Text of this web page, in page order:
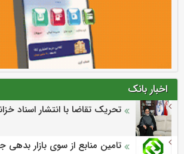
اخبار بانک
تحریک تقاضا با انتشار اسناد
تامین منابع از سوی بازار